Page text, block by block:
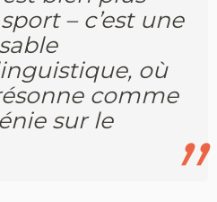
– c’est une
où
comme
sur le